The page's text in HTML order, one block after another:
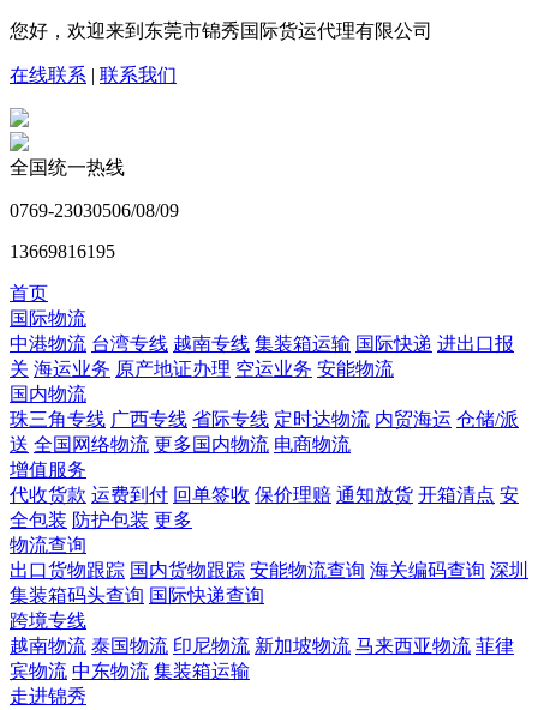
您好，欢迎来到东莞市锦秀国际货运代理有限公司
在线联系 | 联系我们
全国统一热线
0769-23030506/08/09
13669816195
首页
国际物流
中港物流 台湾专线 越南专线 集装箱运输 国际快递 进出口报
关 海运业务 原产地证办理 空运业务 安能物流
国内物流
珠三角专线 广西专线 省际专线 定时达物流 内贸海运 仓储/派
送 全国网络物流 更多国内物流 电商物流
增值服务
代收货款 运费到付 回单签收 保价理赔 通知放货 开箱清点 安
全包装 防护包装 更多
物流查询
出口货物跟踪 国内货物跟踪 安能物流查询 海关编码查询 深圳
集装箱码头查询 国际快递查询
跨境专线
越南物流 泰国物流 印尼物流 新加坡物流 马来西亚物流 菲律
宾物流 中东物流 集装箱运输
走进锦秀